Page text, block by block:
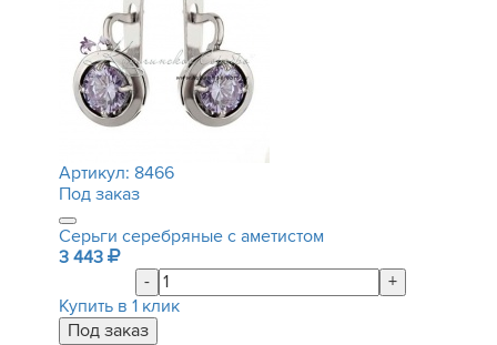
Артикул: 8466
Под заказ
Серьги серебряные с аметистом
3 443
-
+
Купить в 1 клик